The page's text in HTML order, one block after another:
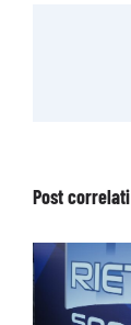
Post correlati